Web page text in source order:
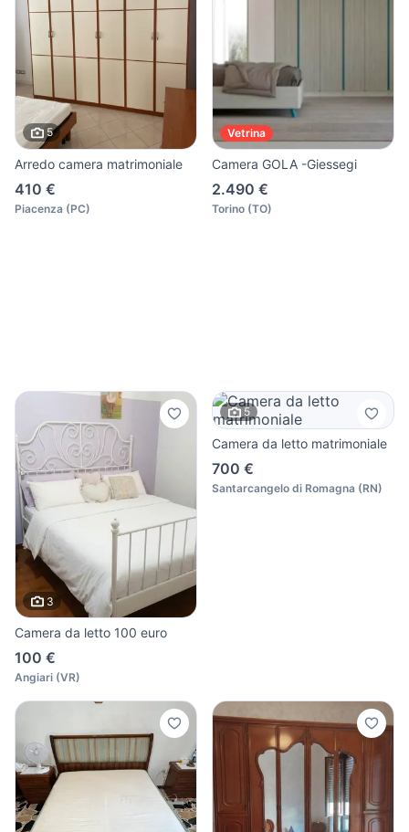
5
Arredo camera matrimoniale
410 €
Piacenza (PC)
Vetrina
Camera GOLA -Giessegi
2.490 €
Torino (TO)
3
Camera da letto 100 euro
100 €
Angiari (VR)
5
Camera da letto matrimoniale
700 €
Santarcangelo di Romagna (RN)